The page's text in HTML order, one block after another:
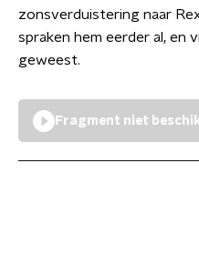
zonsverduistering naar
spraken hem eerder al, en
geweest.
Fragment niet